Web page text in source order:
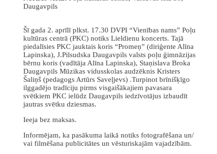
Daugavpils
Šī gada 2. aprīlī plkst. 17.30 DVPI “Vienības nams” Poļu
kultūras centrā (PKC) notiks Lieldienu koncerts. Tajā
piedalīsies PKC jauktais koris “Promeņ” (diriģente Alīna
Lapinska), J.Pilsudska Daugavpils valsts poļu ģimnāzijas
bērnu koris (vadītāja Alīna Lapinska), Staņislava Broka
Daugavpils Mūzikas vidusskolas audzēknis Kristers
Šaliņš (pedagogs Artūrs Saveļjevs) .Turpinot brīnišķīgo
ilggadējo tradīciju pirms visgaišākajiem pavasara
svētkiem PKC ielūdz Daugavpils iedzīvotājus izbaudīt
jautras svētku dziesmas.
Ieeja bez maksas.
Informējam, ka pasākuma laikā notiks fotografēšana un/
vai filmēšana publicitātes un vēsturiskajām vajadzībām.